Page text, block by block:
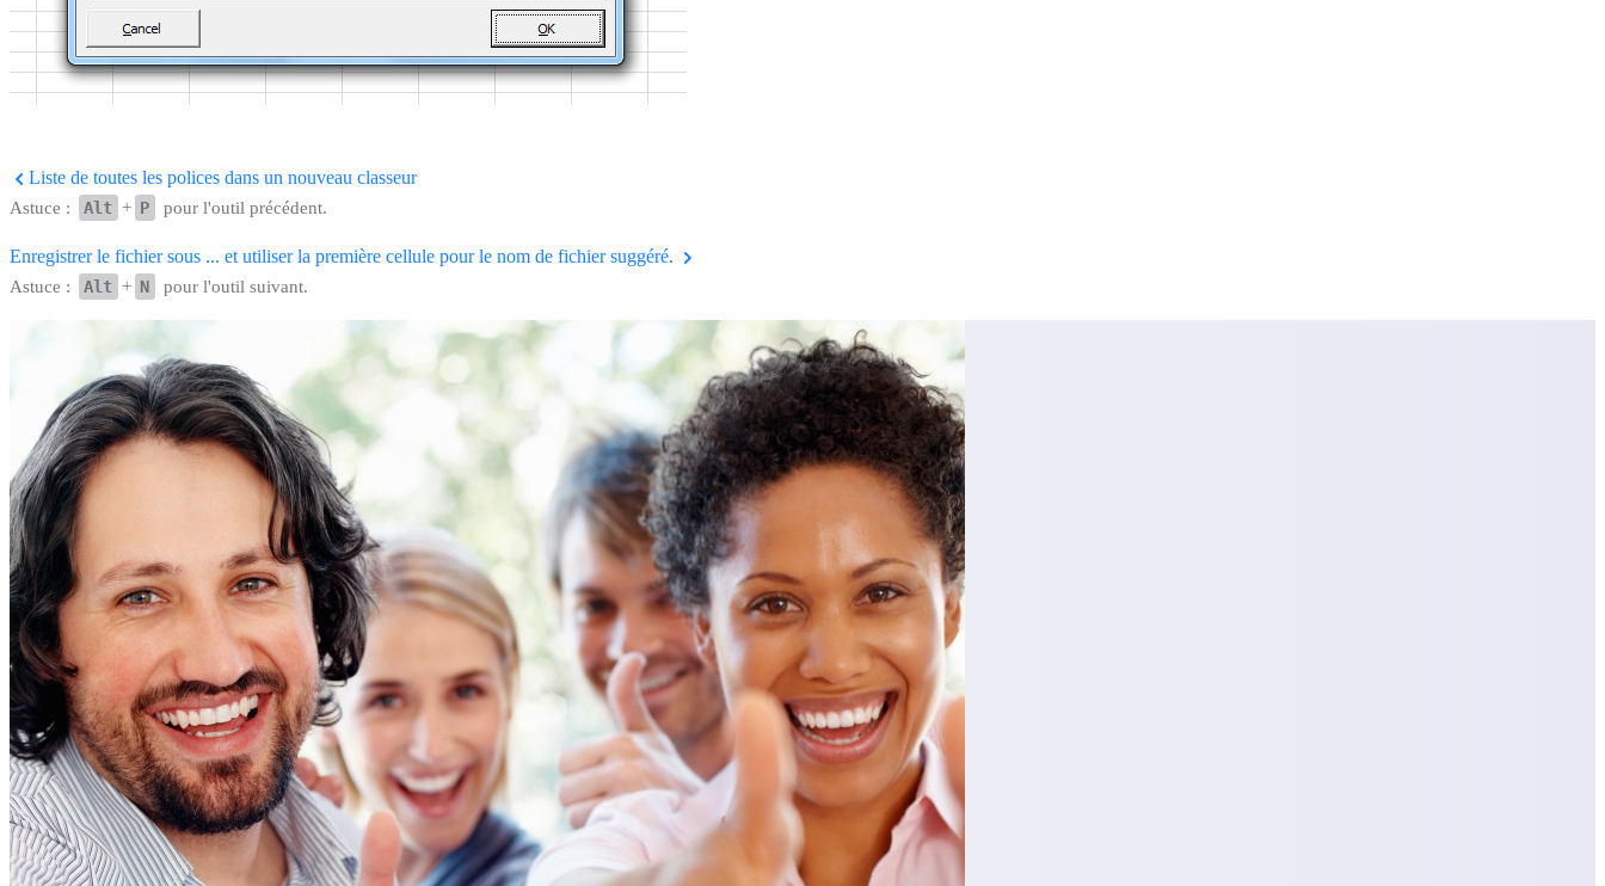
Liste de toutes les polices dans un nouveau classeur
Astuce : Alt + P pour l'outil précédent.
Enregistrer le fichier sous ... et utiliser la première cellule pour le nom de fichier suggéré.
Astuce : Alt + N pour l'outil suivant.